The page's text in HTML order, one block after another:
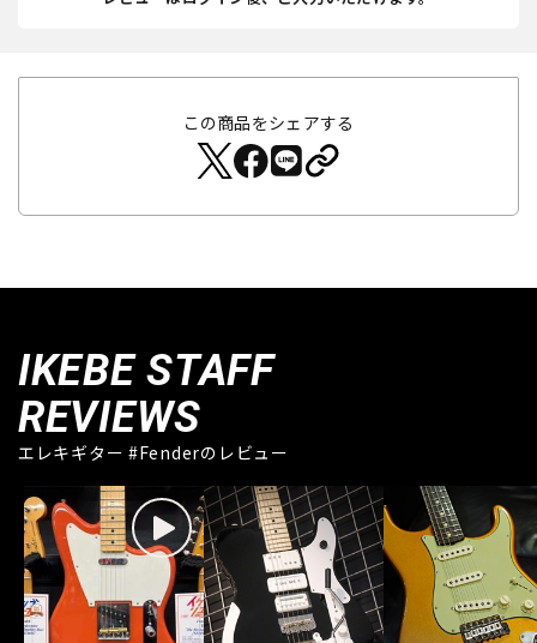
この商品をシェアする
IKEBE STAFF
REVIEWS
エレキギター #Fenderのレビュー